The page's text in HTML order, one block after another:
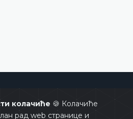
колачиће 🍪 Колачиће
рад web странице и